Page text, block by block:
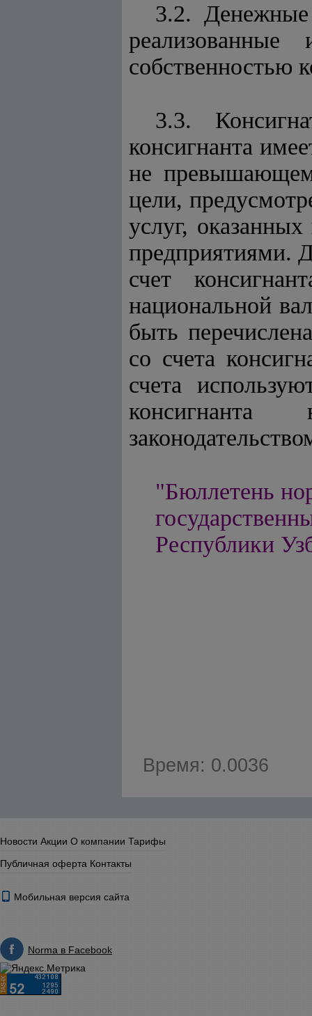
3.2. Денежные
реализованные
собственностью
3.3.
консигнанта
не превышающем
цели,
услуг,
предприятиями.
счет
национальной
быть
со счета
счета
"Бюллетень
Республики
Время: 0.0036
Новости Акции О компании Тарифы
Публичная оферта Контакты
Мобильная версия сайта
Norma в Facebook